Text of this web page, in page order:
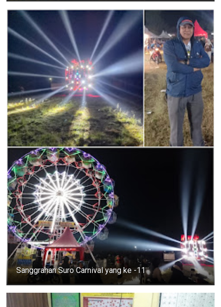
Sanggrahan Suro Carnival yang ke -11